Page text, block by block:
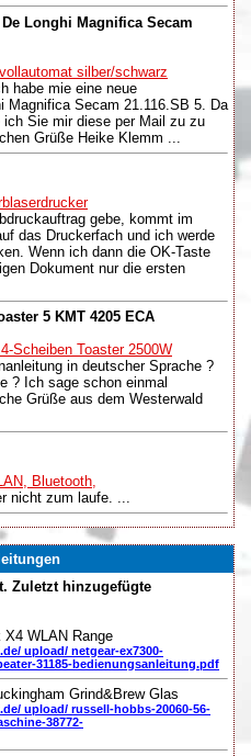
Longhi Magnifica Secam
silber/schwarz
habe mie eine neue
Magnifica Secam 21.116.SB 5. Da
Sie mir diese per Mail zu zu
Grüße Heike Klemm ...
gebe, kommt im
das Druckerfach und ich werde
Wenn ich dann die OK-Taste
Dokument nur die ersten
5 KMT 4205 ECA
Scheiben Toaster 2500W
in deutscher Sprache ?
? Ich sage schon einmal
Grüße aus dem Westerwald
Bluetooth,
nicht zum laufe. ...
Zuletzt hinzugefügte
X4 WLAN Range
upload/ netgear-ex7300-
31185-bedienungsanleitung.pdf
Grind&Brew Glas
upload/ russell-hobbs-20060-56-
38772-